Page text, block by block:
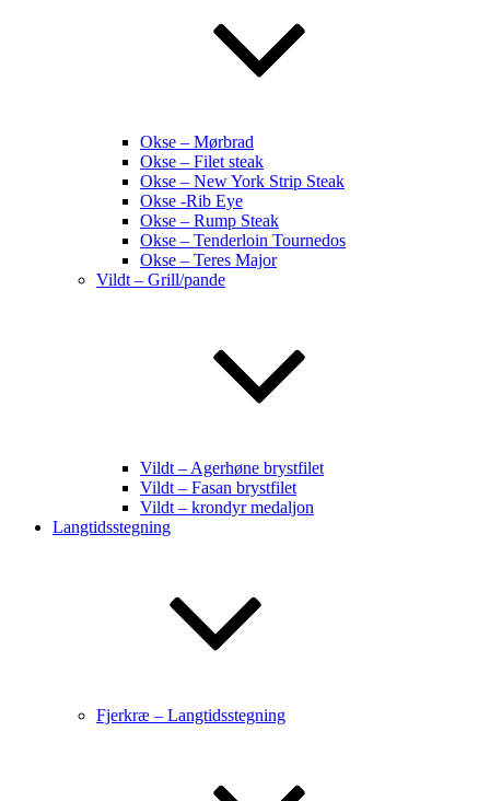
Okse – Mørbrad
Okse – Filet steak
Okse – New York Strip Steak
Okse -Rib Eye
Okse – Rump Steak
Okse – Tenderloin Tournedos
Okse – Teres Major
Vildt – Grill/pande
Vildt – Agerhøne brystfilet
Vildt – Fasan brystfilet
Vildt – krondyr medaljon
Langtidsstegning
Fjerkræ – Langtidsstegning